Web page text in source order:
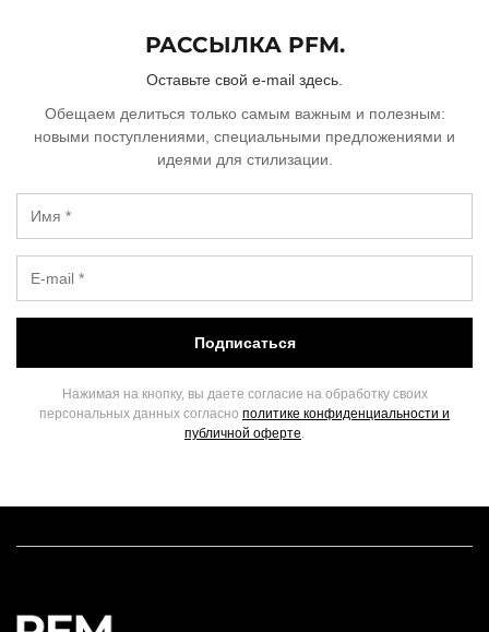
РАССЫЛКА PFM.
Оставьте свой e-mail здесь.
Обещаем делиться только самым важным и полезным:
новыми поступлениями, специальными предложениями и
идеями для стилизации.
Подписаться
Нажимая на кнопку, вы даете согласие на обработку своих
персональных данных согласно политике конфиденциальности и
публичной оферте.